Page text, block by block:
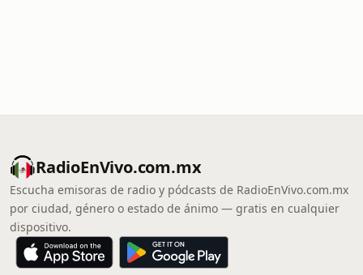
RadioEnVivo.com.mx
Escucha emisoras de radio y pódcasts de RadioEnVivo.com.mx
por ciudad, género o estado de ánimo — gratis en cualquier
dispositivo.